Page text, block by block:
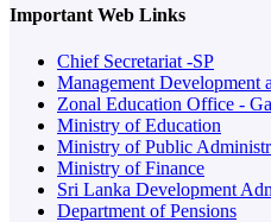
Important Web Links
Chief Secretariat -SP
Management Development
Zonal Education Office -
Ministry of Education
Ministry of Public
Ministry of Finance
Sri Lanka Development
Department of Pensions